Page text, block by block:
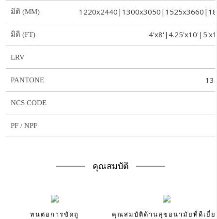
มิติ (MM)
มิติ (FT)
LRV
PANTONE
NCS CODE
PF / NPF
คุณสมบัติ
ทนต่อการขัดถู คุณสมบัติด้านสุขอนามัยที่ดีเยี่